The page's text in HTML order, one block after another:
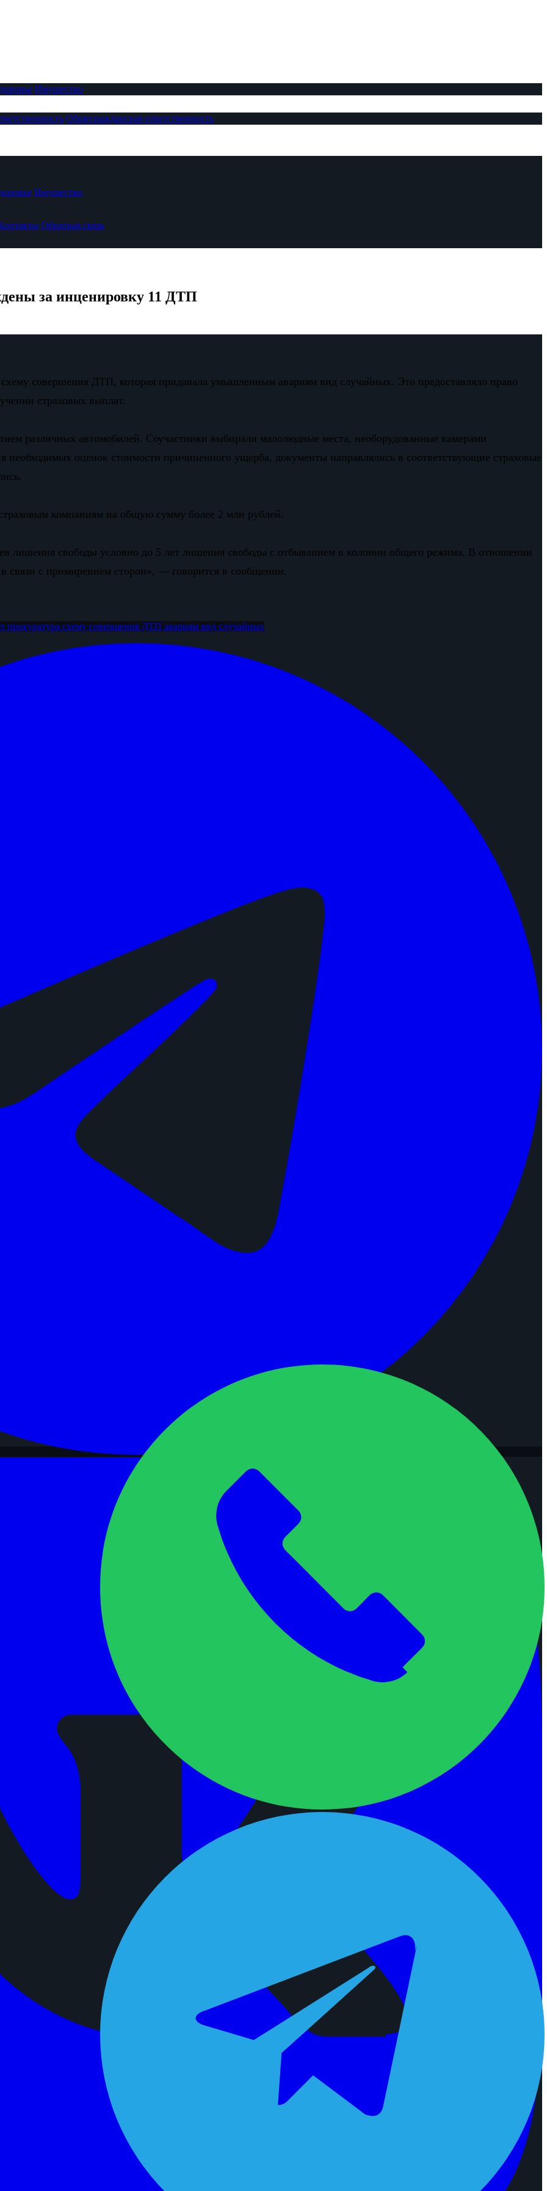
Имущество
Общегражданская ответственность
Имущество
Обратная связь
за инценировку 11 ДТП
совершения ДТП, которая придавала умышленным авариям вид случайных. Это предоставляло право
страховых выплат.
различных автомобилей. Соучастники выбирали малолюдные места, необорудованные камерами
оценок стоимости причиненного ущерба, документы направлялись в соответствующие страховые
компаниям на общую сумму более 2 млн рублей.
лишения свободы условно до 5 лет лишения свободы с отбыванием в колонии общего режима. В отношении
связи с примирением сторон», — говорится в сообщении.
прокуратура схему совершения ДТП авариям вид случайных